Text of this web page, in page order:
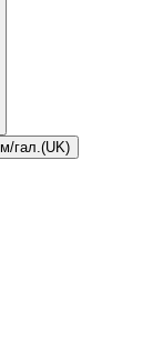
м/гал.(UK)